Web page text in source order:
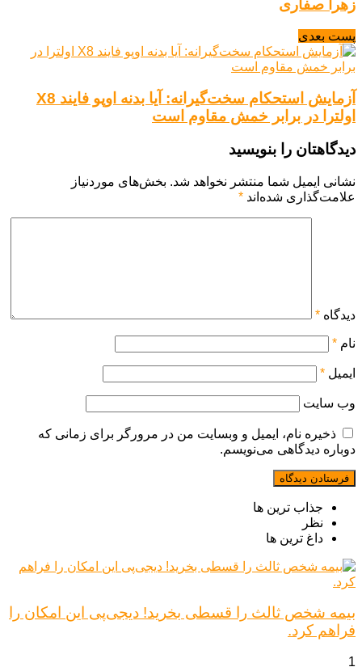
زهرا صفاری
پست بعدی
آزمایش استحکام سخت‌گیرانه: آیا بدنه اوپو فایند X8
اولترا در برابر خمش مقاوم است
دیدگاهتان را بنویسید
نشانی ایمیل شما منتشر نخواهد شد. بخش‌های موردنیاز
علامت‌گذاری شده‌اند *
دیدگاه *
نام *
ایمیل *
وب‌ سایت
ذخیره نام، ایمیل و وبسایت من در مرورگر برای زمانی که
دوباره دیدگاهی می‌نویسم.
جذاب ترین ها
نظر
داغ ترین ها
بیمه شخص ثالث را قسطی بخرید! دیجی‌پی این امکان را
فراهم کرد.
1